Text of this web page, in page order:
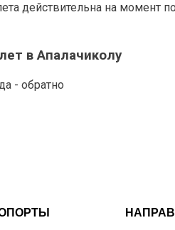
действительна на момент
в Апалачиколу
- обратно